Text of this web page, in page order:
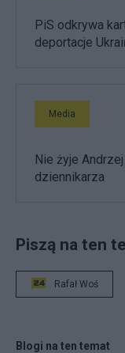
PiS odkrywa
deportacje
Media
Nie żyje
dziennikarza
Piszą na ten
Rafał Woś
Blogi na ten temat